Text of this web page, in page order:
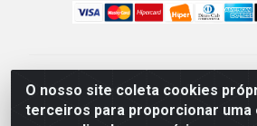
O nosso site coleta cookies
terceiros para proporcionar uma
WING DISTRIBUIDORA COMÉRCIO
MATERIAL DE CONSTRUÇÕES
INTEGRAÇÃO, 790 - PATRÍCIA